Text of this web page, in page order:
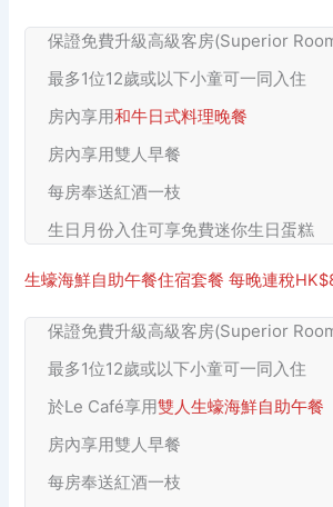
保證免費升級高級客房(Superior
最多1位12歲或以下小童可一同入住
房內享用和牛日式料理晚餐
房內享用雙人早餐
每房奉送紅酒一枝
生日月份入住可享免費迷你生日蛋糕
生蠔海鮮自助午餐住宿套餐 每晚連稅
保證免費升級高級客房(Superior
最多1位12歲或以下小童可一同入住
於Le Café享用雙人生蠔海鮮自助午餐
房內享用雙人早餐
每房奉送紅酒一枝